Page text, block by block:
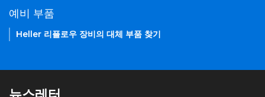
예비 부품
Heller 리플로우 장비의 대체 부품 찾기